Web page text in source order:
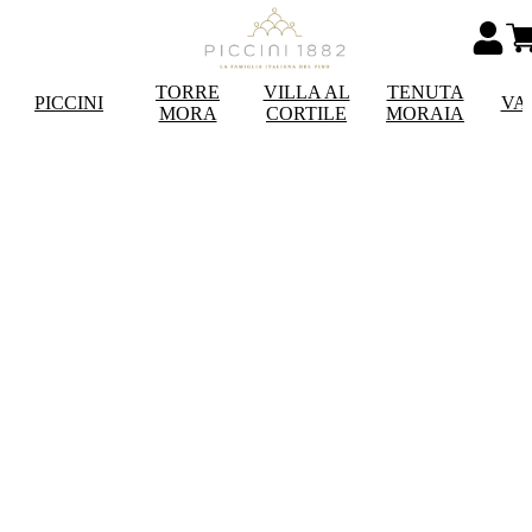
PICCINI
TORRE
MORA
VILLA AL
CORTILE
TENUTA
MORAIA